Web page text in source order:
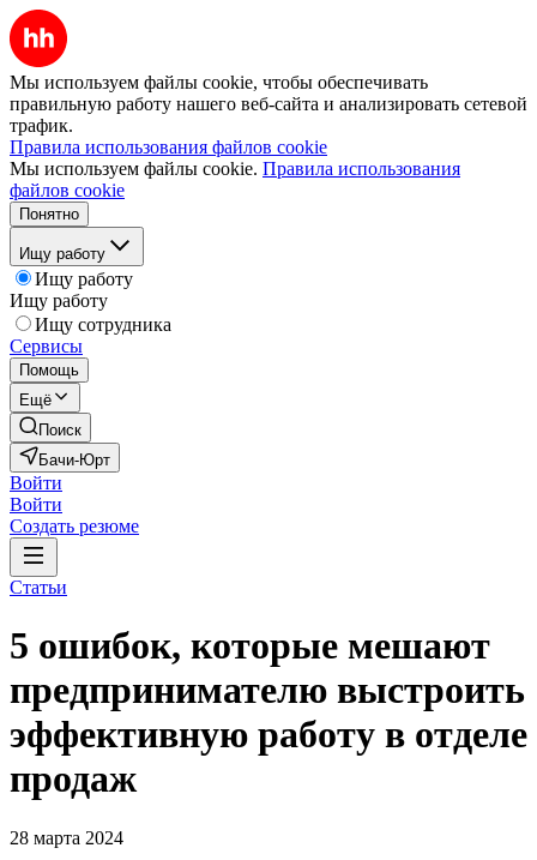
Мы используем файлы cookie, чтобы обеспечивать
правильную работу нашего веб-сайта и анализировать сетевой
трафик.
Правила использования файлов cookie
Мы используем файлы cookie. Правила использования
файлов cookie
Понятно
Ищу работу
Ищу работу
Ищу работу
Ищу сотрудника
Сервисы
Помощь
Ещё
Поиск
Бачи-Юрт
Войти
Войти
Создать резюме
Статьи
5 ошибок, которые мешают
предпринимателю выстроить
эффективную работу в отделе
продаж
28 марта 2024